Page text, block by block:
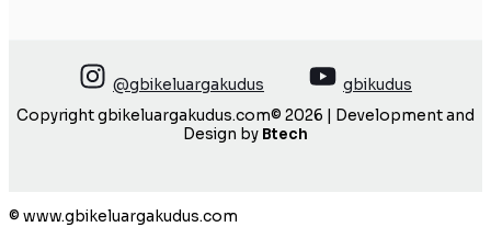
@gbikeluargakudus
gbikudus
Copyright gbikeluargakudus.com© 2026 | Development and
Design by Btech
© www.gbikeluargakudus.com